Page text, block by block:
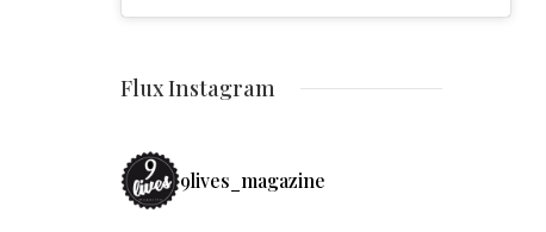
Flux Instagram
9lives_magazine